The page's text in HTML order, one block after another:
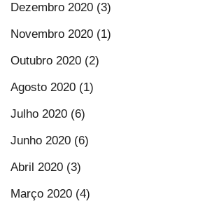
Dezembro 2020 (3)
Novembro 2020 (1)
Outubro 2020 (2)
Agosto 2020 (1)
Julho 2020 (6)
Junho 2020 (6)
Abril 2020 (3)
Março 2020 (4)